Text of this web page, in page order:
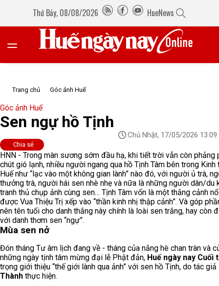
Thứ Bảy, 08/08/2026 HueNews
Trang chủ Góc ảnh Huế
Góc ảnh Huế
Sen ngự hồ Tịnh
Chủ Nhật, 17/05/2026 13:09
Chia sẻ
HNN - Trong màn sương sớm đầu hạ, khi tiết trời vẫn còn phảng
chút gió lạnh, nhiều người ngang qua hồ Tịnh Tâm bên trong Kinh
Huế như “lạc vào một không gian lành” nào đó, với người ủ trà,
thưởng trà, người hái sen nhè nhẹ và nữa là những người dân/du
tranh thủ chụp ảnh cùng sen… Tịnh Tâm vốn là một thắng cảnh
được Vua Thiệu Trị xếp vào “thần kinh nhị thập cảnh”. Và góp
nên tên tuổi cho danh thắng này chính là loài sen trắng, hay còn
với danh thơm sen “ngự”.
Mùa sen nở
Đón tháng Tư âm lịch đang về - tháng của nắng hè chan tràn và
những ngày tịnh tâm mừng đại lễ Phật đản, Huế ngày nay Cuối
trọng giới thiệu “thế giới lành qua ảnh” với sen hồ Tịnh, do tác giả
Thành thực hiện.